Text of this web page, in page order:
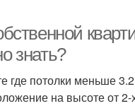
знать?
где потолки меньше
на высоте от